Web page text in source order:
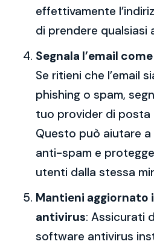
effettivamente
di prendere qualsiasi
Segnala l’email
Se ritieni che l’email
phishing o spam,
tuo provider di posta
Questo può aiutare
anti-spam e
utenti dalla stessa
Mantieni aggiornato
antivirus: Assicurati
software antivirus